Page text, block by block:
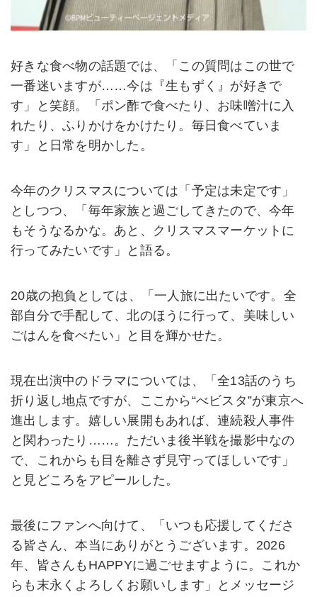
好きな食べ物の話題では、「この質問はこの世で
一番迷いますが……今は『生もずく』が好きで
す」と笑顔。「ポン酢で食べたり、お味噌汁に入
れたり、ふりかけをかけたり。毎日食べていま
す」と日常を明かした。
今年のクリスマスについては「予定は未定です」
としつつ、「毎年家族と過ごしてきたので、今年
もそうなるかな。あと、クリスマスマーケットに
行ってみたいです」と語る。
20歳の抱負としては、「一人旅に出たいです。全
部自分で手配して、北のほうに行って、美味しい
ごはんを食べたい」と目を輝かせた。
現在出演中のドラマについては、「全13話のうち
折り返し地点ですが、ここから“べビスタ”が東京へ
進出します。嬉しい展開もあれば、連続殺人事件
と関わったり……。ただいま後半戦を撮影中なの
で、これからも目を離さず見守ってほしいです」
と見どころをアピールした。
最後にファンへ向けて、「いつも応援してくださ
る皆さん、本当にありがとうございます。2026
年、皆さんもHAPPYに過ごせますように。これか
らも末永くよろしくお願いします」とメッセージ